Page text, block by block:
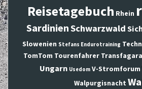
Reisetagebuch Rhein
SardinienSchwarzwald
Slowenien Stefans Endurotraining
TomTom Tourenfahrer
Ungarn Usedom V-Stromforum
Walpurgisnacht